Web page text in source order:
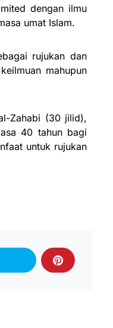
dengan ilmu
umat Islam.
rujukan dan
mahupun
Zahabi (30 jilid),
40 tahun bagi
untuk rujukan